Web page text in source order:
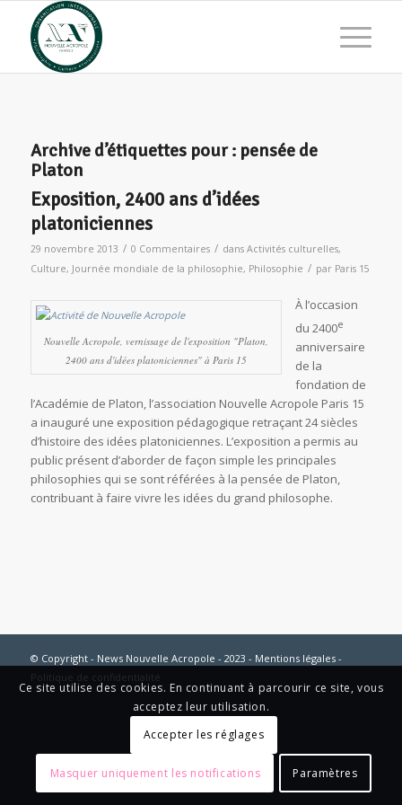
Archive d’étiquettes pour : pensée de
Platon
Exposition, 2400 ans d’idées
platoniciennes
29 novembre 2013 / 0 Commentaires / dans Activités culturelles,
Culture, Journée mondiale de la philosophie, Philosophie / par Paris 15
Nouvelle Acropole, vernissage de l'exposition "Platon,
2400 ans d'idées platoniciennes" à Paris 15
À l’occasion
du 2400e
anniversaire
de la
fondation de
l’Académie de Platon, l’association Nouvelle Acropole Paris 15
a inauguré une exposition pédagogique retraçant 24 siècles
d’histoire des idées platoniciennes. L’exposition a permis au
public présent d’aborder de façon simple les principales
philosophies qui se sont référées à la pensée de Platon,
contribuant à faire vivre les idées du grand philosophe.
© Copyright - News Nouvelle Acropole - 2023 - Mentions légales -
Politique de confidentialité
Ce site utilise des cookies. En continuant à parcourir ce site, vous
acceptez leur utilisation.
Accepter les réglages
Masquer uniquement les notifications Paramètres